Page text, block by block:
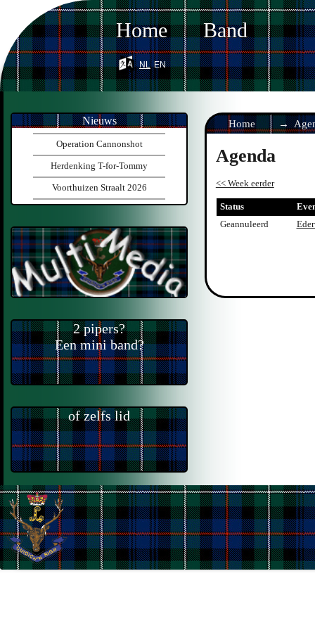
Home Band
nl en
Home
Agenda
<< Week eerder
Status
Geannuleerd
Nieuws
Operation Cannonshot
Herdenking T-for-Tommy
Voorthuizen Straalt 2026
2 pipers?
Een mini band?
of zelfs lid